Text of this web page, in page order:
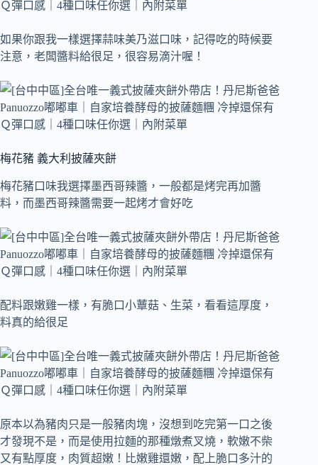
如果你跟我一樣選擇蒜味美乃滋口味，記得吃的時候要
注意，老闆醬料給很足，很容易滴汁喔！
梅花豬 義大利披薩夾餅
梅花豬口味我選擇墨西哥辣醬，一般都是烤完再加醬
料，而墨西哥辣醬需要一起烤才會好吃
配料跟嫩雞一樣，有脆口小蕈菇、生菜，看看這厚度，
料真的給很足
原本以為豬肉只是一般豬肉塊，沒想到吃完第一口之後
才發現不是，而是使用拉麵的那種燉煮叉燒，軟嫩不柴
又有點厚度，肉質超嫩！比嫩雞還嫩，配上脆口多汁的